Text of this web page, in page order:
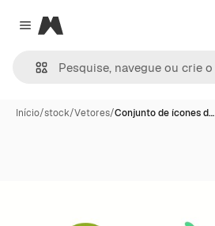
Close menu
Magnific
Início/stock/Vetores/Conjunto de ícones d…